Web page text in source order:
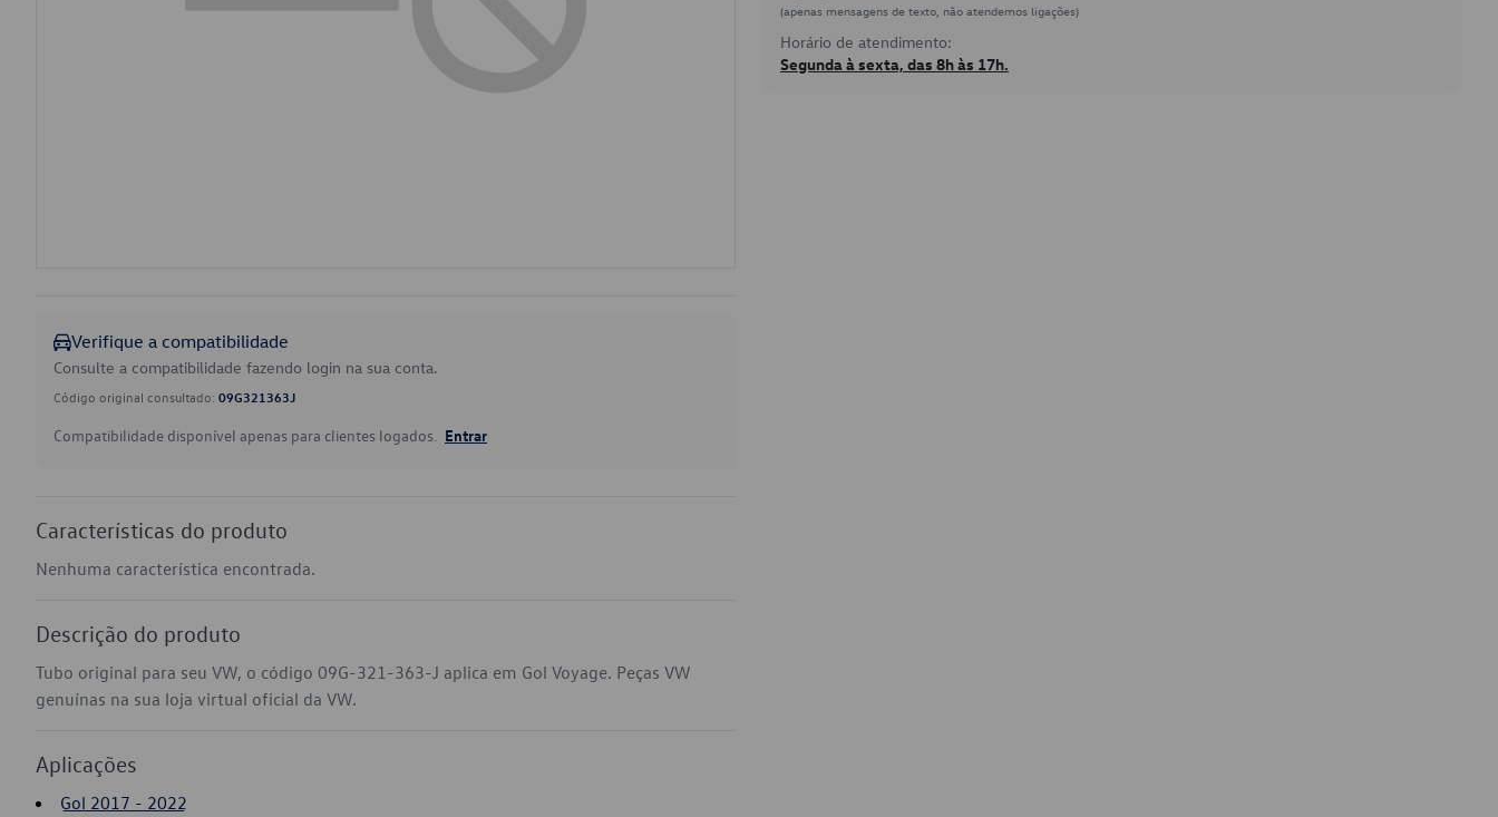
Verifique a compatibilidade
Consulte a compatibilidade fazendo login na sua conta.
Código original consultado: 09G321363J
Compatibilidade disponível apenas para clientes logados. Entrar
Características do produto
Nenhuma característica encontrada.
Descrição do produto
Tubo original para seu VW, o código 09G-321-363-J aplica em Gol Voyage. Peças VW
genuínas na sua loja virtual oficial da VW.
Aplicações
Gol 2017 - 2022
(apenas mensagens de texto, não atendemos ligações)
Horário de atendimento:
Segunda à sexta, das 8h às 17h.